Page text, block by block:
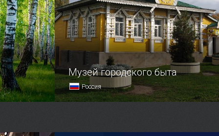
Музей городского быта
Россия